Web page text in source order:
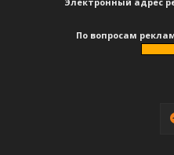
По вопросам